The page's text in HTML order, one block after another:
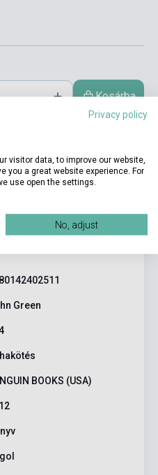
Kosárba
Green
BOOKS (USA)
Privacy policy
visitor data, to improve our website,
you a great website experience. For
use open the settings.
No, adjust